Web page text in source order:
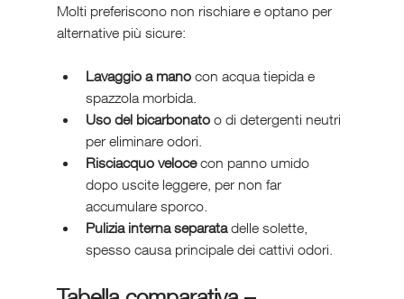
Molti preferiscono non rischiare e optano per
alternative più sicure:
Lavaggio a mano con acqua tiepida e
spazzola morbida.
Uso del bicarbonato o di detergenti neutri
per eliminare odori.
Risciacquo veloce con panno umido
dopo uscite leggere, per non far
accumulare sporco.
Pulizia interna separata delle solette,
spesso causa principale dei cattivi odori.